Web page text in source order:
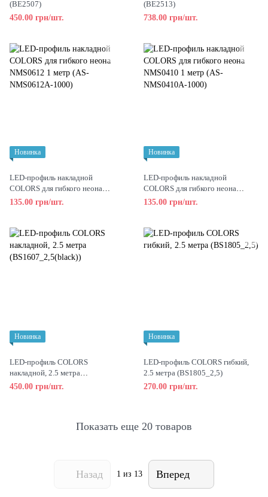
(BE2507)
450.00 грн/шт.
(BE2513)
738.00 грн/шт.
Новинка
LED-профиль накладной
COLORS для гибкого неона
NMS0612 1 метр (AS-NMS0612A-
135.00 грн/шт.
Новинка
LED-профиль накладной
COLORS для гибкого неона
NMS0410 1 метр (AS-NMS0410A-
135.00 грн/шт.
Новинка
LED-профиль COLORS
накладной, 2.5 метра
(BS1607_2,5(black))
450.00 грн/шт.
Новинка
LED-профиль COLORS гибкий,
2.5 метра (BS1805_2,5)
270.00 грн/шт.
Показать еще 20 товаров
Назад 1 из 13 Вперед